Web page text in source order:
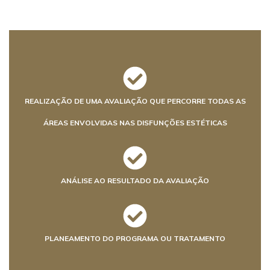
REALIZAÇÃO DE UMA AVALIAÇÃO QUE PERCORRE TODAS AS
ÁREAS ENVOLVIDAS NAS DISFUNÇÕES ESTÉTICAS
ANÁLISE AO RESULTADO DA AVALIAÇÃO
PLANEAMENTO DO PROGRAMA OU TRATAMENTO